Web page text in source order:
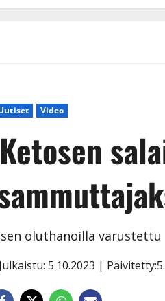
Video
oluthanoilla varustettu
Julkaistu: 5.10.2023 |